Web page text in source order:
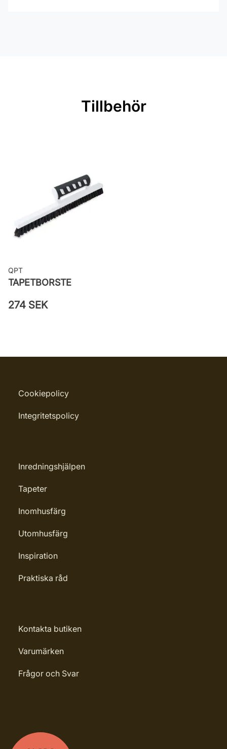
Bredd: 0,53 m
Leverantörens artikelnummer: 65111
Tillbehör
QPT
TAPETBORSTE
274 SEK
Cookiepolicy
Integritetspolicy
Inredningshjälpen
Tapeter
Inomhusfärg
Utomhusfärg
Inspiration
Praktiska råd
Kontakta butiken
Varumärken
Frågor och Svar